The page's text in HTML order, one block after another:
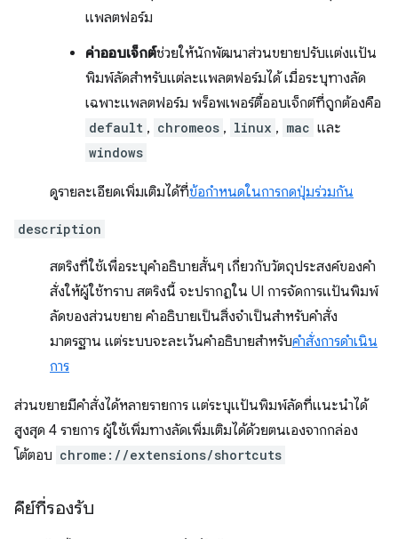
แพลตฟอร์ม
ค่าออบเจ็กต์ช่วยให้นักพัฒนาส่วนขยายปรับแต่งแป้น
พิมพ์ลัดสำหรับแต่ละแพลตฟอร์มได้ เมื่อระบุทางลัด
เฉพาะแพลตฟอร์ม พร็อพเพอร์ตี้ออบเจ็กต์ที่ถูกต้องคือ
default , chromeos , linux , mac และ
windows
ดูรายละเอียดเพิ่มเติมได้ที่ข้อกำหนดในการกดปุ่มร่วมกัน
description
สตริงที่ใช้เพื่อระบุคำอธิบายสั้นๆ เกี่ยวกับวัตถุประสงค์ของคำ
สั่งให้ผู้ใช้ทราบ สตริงนี้ จะปรากฏใน UI การจัดการแป้นพิมพ์
ลัดของส่วนขยาย คำอธิบายเป็นสิ่งจำเป็นสำหรับคำสั่ง
มาตรฐาน แต่ระบบจะละเว้นคำอธิบายสำหรับคำสั่งการดำเนิน
การ
ส่วนขยายมีคำสั่งได้หลายรายการ แต่ระบุแป้นพิมพ์ลัดที่แนะนำได้
สูงสุด 4 รายการ ผู้ใช้เพิ่มทางลัดเพิ่มเติมได้ด้วยตนเองจากกล่อง
โต้ตอบ chrome://extensions/shortcuts
คีย์ที่รองรับ